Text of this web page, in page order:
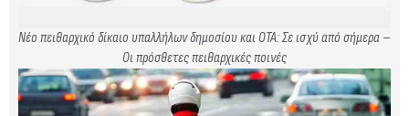
Νέο πειθαρχικό δίκαιο υπαλλήλων δημοσίου και ΟΤΑ: Σε ισχύ από σήμερα –
Οι πρόσθετες πειθαρχικές ποινές